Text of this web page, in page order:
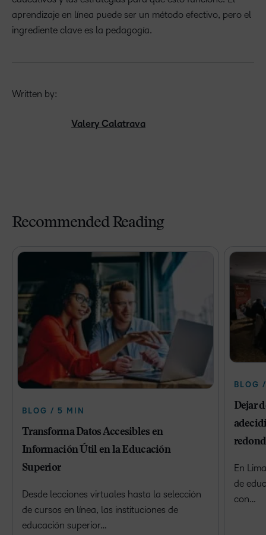
aprendizaje en línea puede ser un método efectivo, pero el
ingrediente clave es la pedagogía.
Written by:
Valery Calatrava
Recommended Reading
BLOG / 5 MIN
Transforma Datos Accesibles en
Información Útil en la Educación
Superior
Desde lecciones virtuales hasta la selección
de cursos en línea, las instituciones de
educación superior…
BLOG
Dejar
En
de
con…